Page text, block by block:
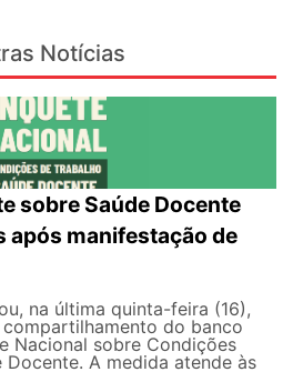
Notícias
sobre Saúde Docente
após manifestação de
na última quinta-feira (16),
do banco
Nacional sobre Condições
Docente. A medida atende às